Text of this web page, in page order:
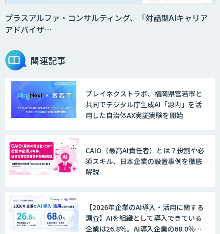
プラスアルファ・コンサルティング、「対話型AIキャリア
アドバイザ…
関連記事
プレイネクストラボ、福岡県宮若市と
共同でデジタル庁生成AI「源内」を活
用した自治体AX実証実験を開始
CAIO（最高AI責任者）とは？役割や必
須スキル、日本企業の設置事例を徹底
解説
【2026年企業のAI導入・活用に関する
調査】AIを組織として導入できている
企業は26.8％。AI導入企業の68.0％